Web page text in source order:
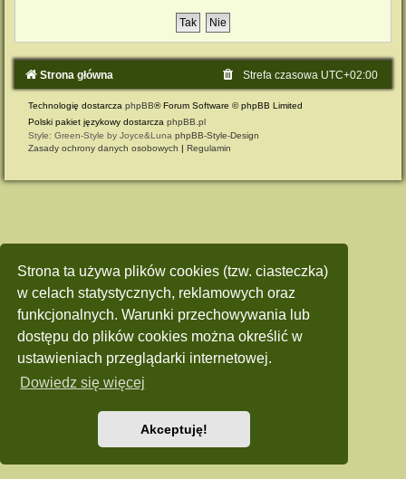
Strona ta używa plików cookies (tzw. ciasteczka)
w celach statystycznych, reklamowych oraz
funkcjonalnych. Warunki przechowywania lub
dostępu do plików cookies można określić w
ustawieniach przeglądarki internetowej.
Dowiedz się więcej
Akceptuję!
Strona główna Strefa czasowa UTC+02:00
Technologię dostarcza phpBB® Forum Software © phpBB Limited
Polski pakiet językowy dostarcza phpBB.pl
Style: Green-Style by Joyce&Luna phpBB-Style-Design
Zasady ochrony danych osobowych | Regulamin